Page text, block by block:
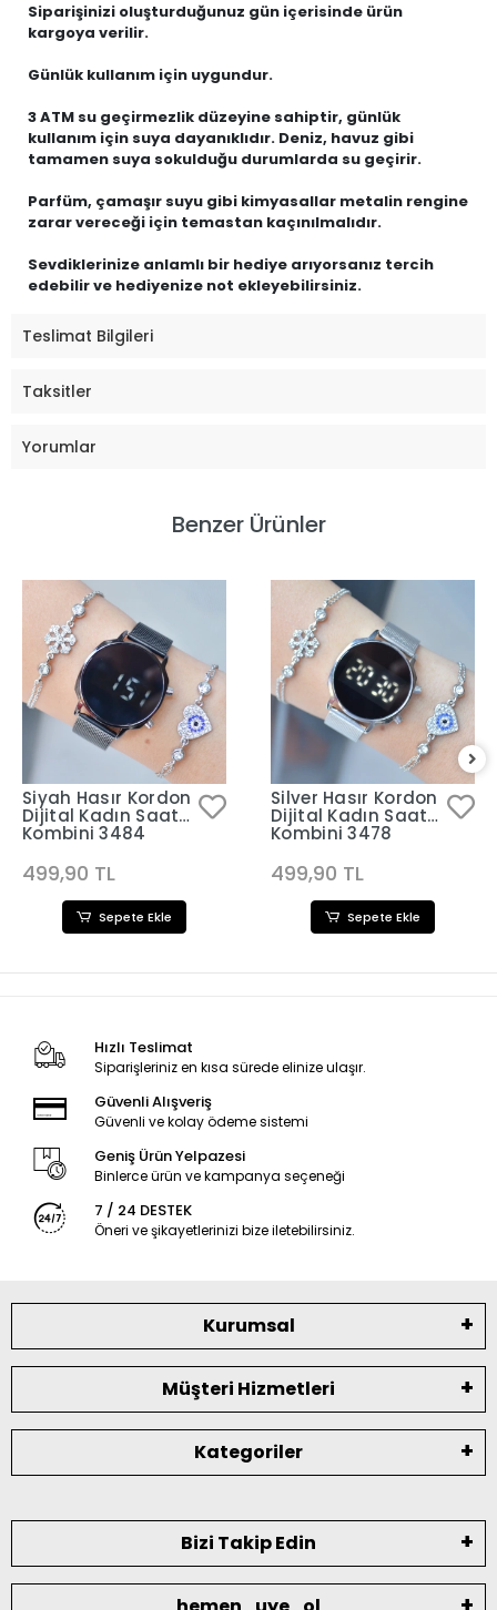
Siparişinizi oluşturduğunuz gün içerisinde ürün
kargoya verilir.
Günlük kullanım için uygundur.
3 ATM su geçirmezlik düzeyine sahiptir, günlük
kullanım için suya dayanıklıdır. Deniz, havuz gibi
tamamen suya sokulduğu durumlarda su geçirir.
Parfüm, çamaşır suyu gibi kimyasallar metalin rengine
zarar vereceği için temastan kaçınılmalıdır.
Sevdiklerinize anlamlı bir hediye arıyorsanız tercih
edebilir ve hediyenize not ekleyebilirsiniz.
Teslimat Bilgileri
Taksitler
Yorumlar
Benzer Ürünler
Siyah Hasır Kordon
Dijital Kadın Saat
Kombini 3484
499,90 TL
Sepete Ekle
Silver Hasır Kordon
Dijital Kadın Saat
Kombini 3478
499,90 TL
Sepete Ekle
Hızlı Teslimat
Siparişleriniz en kısa sürede elinize ulaşır.
Güvenli Alışveriş
Güvenli ve kolay ödeme sistemi
Geniş Ürün Yelpazesi
Binlerce ürün ve kampanya seçeneği
7 / 24 DESTEK
Öneri ve şikayetlerinizi bize iletebilirsiniz.
Kurumsal
Müşteri Hizmetleri
Kategoriler
Bizi Takip Edin